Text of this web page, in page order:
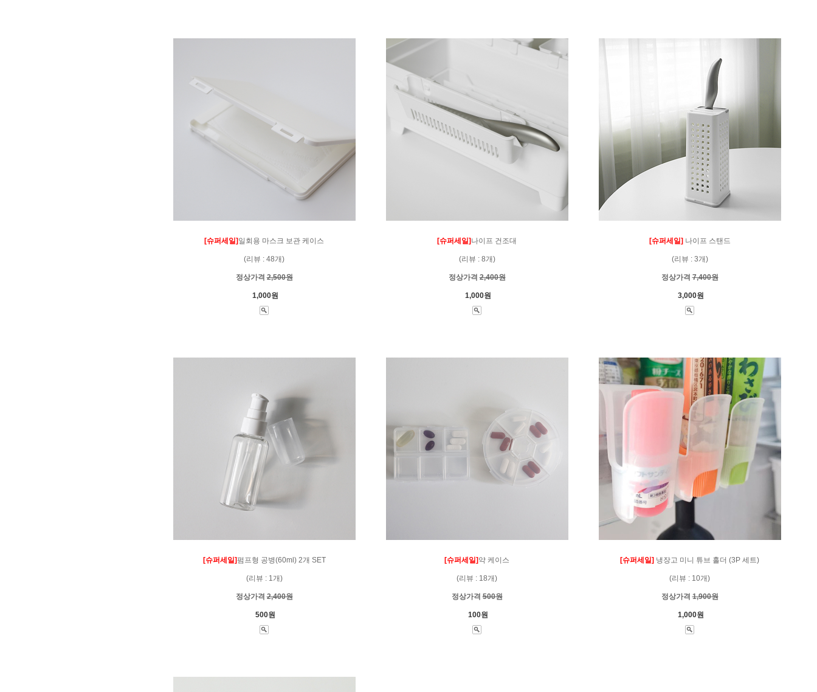
[슈퍼세일]일회용 마스크 보관 케이스
(리뷰 : 48개)
정상가격2,500원
1,000원
[슈퍼세일]나이프 건조대
(리뷰 : 8개)
정상가격2,400원
1,000원
[슈퍼세일]나이프 스탠드
(리뷰 : 3개)
정상가격7,400원
3,000원
[슈퍼세일]펌프형 공병(60ml) 2개 SET
(리뷰 : 1개)
정상가격2,400원
500원
[슈퍼세일]약 케이스
(리뷰 : 18개)
정상가격500원
100원
[슈퍼세일] 냉장고 미니 튜브 홀더 (3P 세트)
(리뷰 : 10개)
정상가격1,900원
1,000원